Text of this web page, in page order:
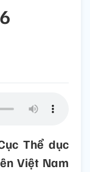
Thể dục
Việt Nam